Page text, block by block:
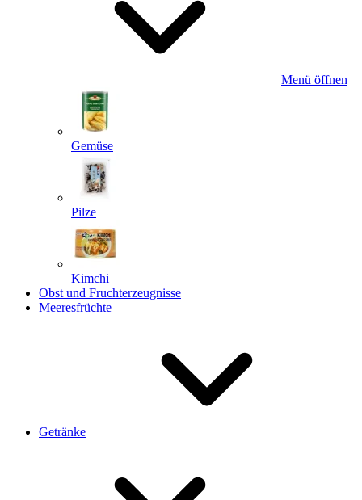
Menü öffnen
Gemüse
Pilze
Kimchi
Obst und Fruchterzeugnisse
Meeresfrüchte
Getränke